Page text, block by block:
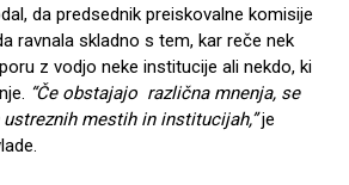
da predsednik preiskovalne komisije
ravnala skladno s tem, kar reče nek
z vodjo neke institucije ali nekdo, ki
“Če obstajajo različna mnenja, se
mestih in institucijah,”je